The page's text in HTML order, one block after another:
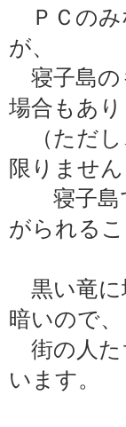
ＰＣのみ
が、
寝子島の
場合もあ
（ただし
限りません
寝子島で
がられる
黒い竜に
暗いので、
街の人た
います。